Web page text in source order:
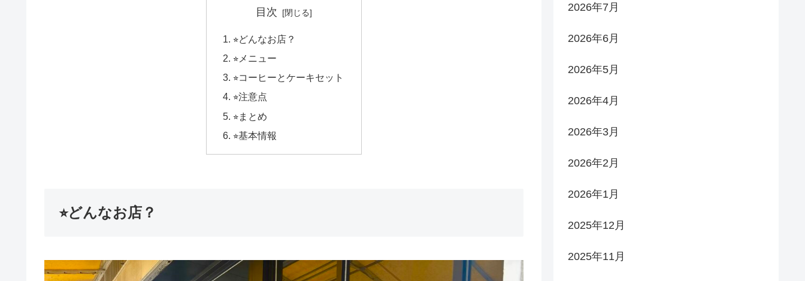
目次
⭐︎どんなお店？
⭐︎メニュー
⭐︎コーヒーとケーキセット
⭐︎注意点
⭐︎まとめ
⭐︎基本情報
⭐︎どんなお店？
2026年7月
2026年6月
2026年5月
2026年4月
2026年3月
2026年2月
2026年1月
2025年12月
2025年11月